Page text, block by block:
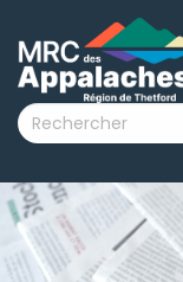
submenu (La MRC
submenu
submenu
submenu